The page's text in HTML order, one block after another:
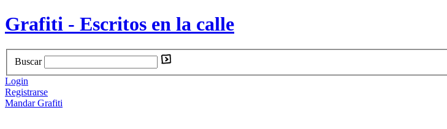
Grafiti - Escritos en la calle
Buscar
Login
Registrarse
Mandar Grafiti